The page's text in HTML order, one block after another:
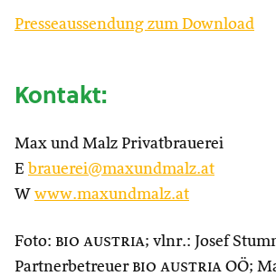
Presseaussendung zum Download
Kontakt:
Max und Malz Privatbrauerei
E brauerei@maxundmalz.at
W www.maxundmalz.at
Foto: bio austria; vlnr.: Josef
Partnerbetreuer bio austria OÖ;